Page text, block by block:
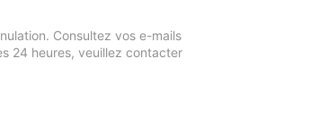
Consultez vos e-mails
24 heures, veuillez contacter